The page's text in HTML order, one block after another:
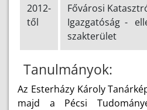
2012-
től
Fővárosi
Igazgatóság -
szakterület
Tanulmányok:
Az Esterházy Károly
majd a Pécsi